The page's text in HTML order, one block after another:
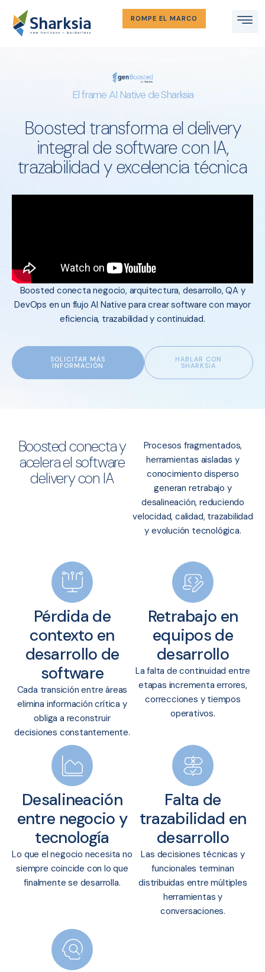
ROMPE EL MARCO
El frame AI Native de Sharksia
Boosted transforma el delivery
integral de software con IA,
trazabilidad y excelencia técnica
Boosted conecta negocio, arquitectura, desarrollo, QA y
DevOps en un flujo AI Native para crear software con mayor
eficiencia, trazabilidad y continuidad.
SOLICITAR MÁS
INFORMACIÓN
HABLAR CON
SHARKSIA
Boosted conecta y
acelera el software
delivery con IA
Procesos fragmentados,
herramientas aisladas y
conocimiento disperso
generan retrabajo y
desalineación, reduciendo
velocidad, calidad, trazabilidad
y evolución tecnológica.
Pérdida de
contexto en
desarrollo de
software
Cada transición entre áreas
elimina información crítica y
obliga a reconstruir
decisiones constantemente.
Retrabajo en
equipos de
desarrollo
La falta de continuidad entre
etapas incrementa errores,
correcciones y tiempos
operativos.
Desalineación
entre negocio y
tecnología
Lo que el negocio necesita no
siempre coincide con lo que
finalmente se desarrolla.
Falta de
trazabilidad en
desarrollo
Las decisiones técnicas y
funcionales terminan
distribuidas entre múltiples
herramientas y
conversaciones.